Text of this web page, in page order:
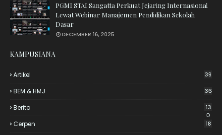
PGMI STAI Sangatta Perkuat Jejaring Internasional
Lewat Webinar Manajemen Pendidikan Sekolah
Dasar
DECEMBER 16, 2025
KAMPUSIANA
Artikel 39
BEM & HMJ 36
Berita
13
0
Cerpen 18